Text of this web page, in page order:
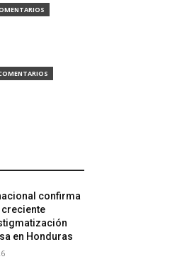
confirma
creciente
en Honduras